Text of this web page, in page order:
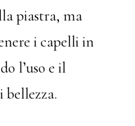
piastra, ma
i capelli in
l’uso e il